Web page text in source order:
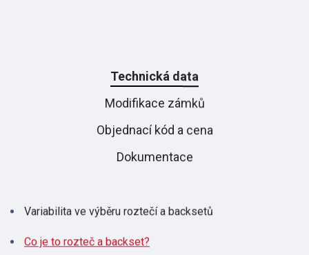
Technická data
Modifikace zámků
Objednací kód a cena
Dokumentace
Variabilita ve výběru roztečí a backsetů
Co je to rozteč a backset?